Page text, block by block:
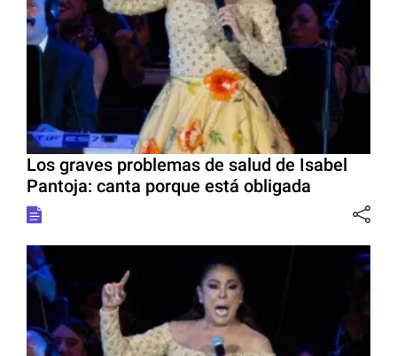
Los graves problemas de salud de Isabel
Pantoja: canta porque está obligada